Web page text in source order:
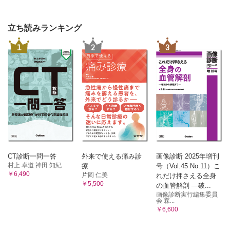
1）肝動脈の走行と門脈の走行（5）─「癒合と消退」説で見
る肝動脈と門脈
2）門脈の形成とそれにかかわる静脈
3）「癒合と消退」説で見る門脈の成り立ちと下腸間膜静
脈・脾静脈・左胃静脈・右胃静脈・右胃大網静脈
第7章 新しい視点に立って肝動脈・門脈を見る
第1節 肝十二指腸間膜内での肝動脈と門脈
第2節 新たな視点に立って肝動脈・門脈を見る
第3節 新たな視点に立って腹腔動脈・上腸間膜動脈の分枝型
を見る
第8章 胃をめぐるリンパ管・リンパ節
パ連鎖，最終リンパ節
第2節 リンパ管・リンパ節を見る，点と線，仮説と検証
第3節 Sappey とMikulicz
立ち読みランキング
1
CT診断一問一答
村上 卓道 神田 知紀
￥6,490
2
外来で使える痛み診
療
片岡 仁美
￥5,500
3
画像診断 2025年増刊
号（Vol.45 No.11）こ
れだけ押さえる全身
の血管解剖 ―破...
画像診断実行編集委員
会 森...
￥6,600